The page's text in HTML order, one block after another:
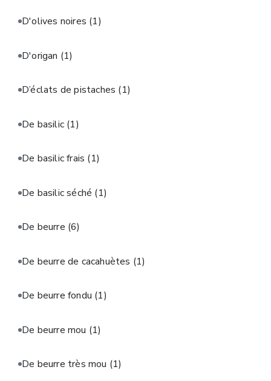
D'olives noires (1)
D'origan (1)
D’éclats de pistaches (1)
De basilic (1)
De basilic frais (1)
De basilic séché (1)
De beurre (6)
De beurre de cacahuètes (1)
De beurre fondu (1)
De beurre mou (1)
De beurre très mou (1)